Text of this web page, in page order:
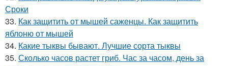
Сроки
33. Как защитить от мышей саженцы. Как защитить
яблоню от мышей
34. Какие тыквы бывают. Лучшие сорта тыквы
35. Сколько часов растет гриб. Час за часом, день за